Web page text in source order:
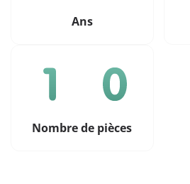
Ans
Nombre de pièces